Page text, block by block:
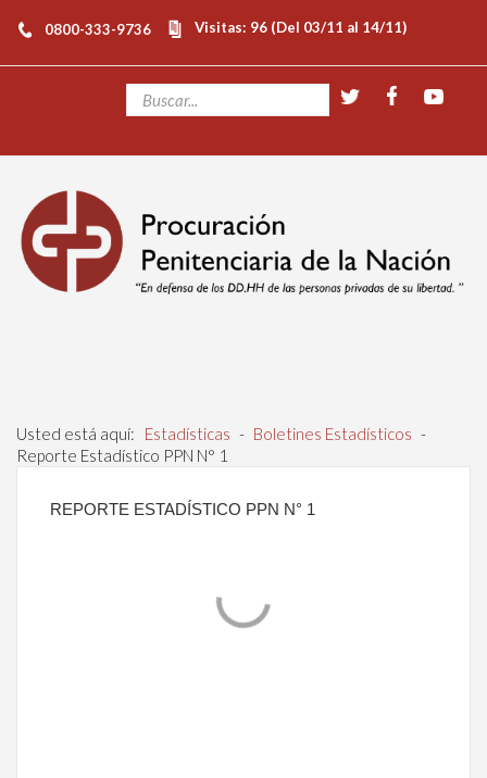
0800-333-9736 Visitas: 96 (Del 03/11 al 14/11)
Usted está aquí: Estadísticas - Boletines Estadísticos -
Reporte Estadístico PPN N° 1
REPORTE ESTADÍSTICO PPN N° 1